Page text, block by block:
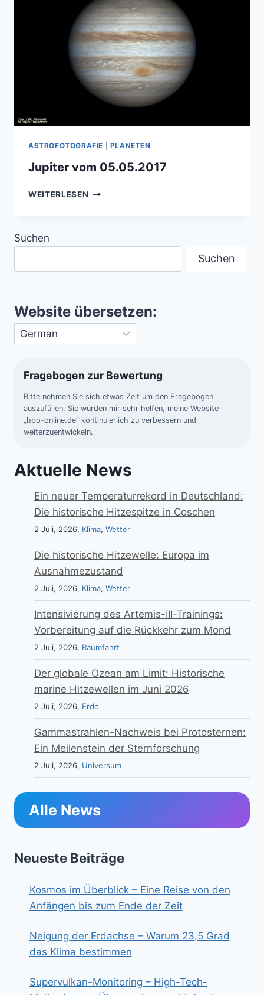
ASTROFOTOGRAFIE PLANETEN
Jupiter vom 05.05.2017
WEITERLESEN JUPITER
Suchen
Suchen
Website übersetzen:
Fragebogen zur Bewertung
Bitte nehmen Sie sich etwas Zeit um den Fragebogen
auszufüllen. Sie würden mir sehr helfen, meine Website
„hpo-online.de“ kontinuierlich zu verbessern und
weiterzuentwickeln.
Aktuelle News
Ein neuer Temperaturrekord in Deutschland:
Die historische Hitzespitze in Coschen
2 Juli, 2026, Klima, Wetter
Die historische Hitzewelle: Europa im
Ausnahmezustand
2 Juli, 2026, Klima, Wetter
Intensivierung des Artemis-III-Trainings:
Vorbereitung auf die Rückkehr zum Mond
2 Juli, 2026, Raumfahrt
Der globale Ozean am Limit: Historische
marine Hitzewellen im Juni 2026
2 Juli, 2026, Erde
Gammastrahlen-Nachweis bei Protosternen:
Ein Meilenstein der Sternforschung
2 Juli, 2026, Universum
Alle News
Neueste Beiträge
Kosmos im Überblick – Eine Reise von den
Anfängen bis zum Ende der Zeit
Neigung der Erdachse – Warum 23,5 Grad
das Klima bestimmen
Supervulkan-Monitoring – High-Tech-